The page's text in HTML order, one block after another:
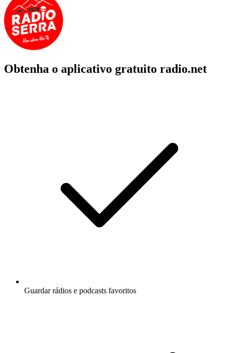
Obtenha o aplicativo gratuito radio.net
Guardar rádios e podcasts favoritos